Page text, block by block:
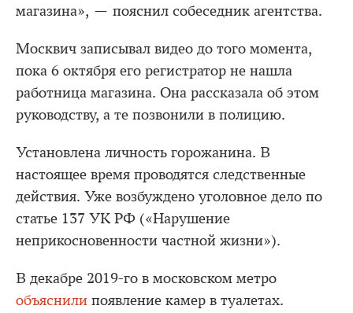
магазина», — пояснил собеседник агентства.
Москвич записывал видео до того момента,
пока 6 октября его регистратор не нашла
работница магазина. Она рассказала об этом
руководству, а те позвонили в полицию.
Установлена личность горожанина. В
настоящее время проводятся следственные
действия. Уже возбуждено уголовное дело по
статье 137 УК РФ («Нарушение
неприкосновенности частной жизни»).
В декабре 2019-го в московском метро
объяснили появление камер в туалетах.